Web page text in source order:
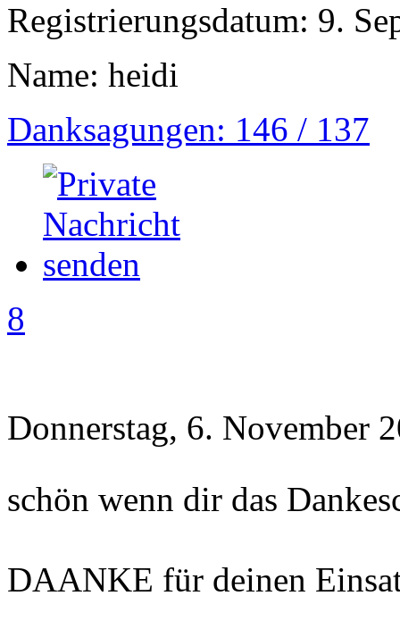
Registrierungsdatum: 9.
Name: heidi
Danksagungen: 146 / 137
8
Donnerstag, 6. November
schön wenn dir das
DAANKE für deinen